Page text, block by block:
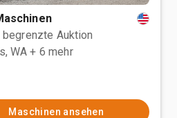
Auktion
WA + 6 mehr
Maschinen ansehen